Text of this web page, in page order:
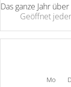
Das ganze Jahr
Geöffnet
Mo